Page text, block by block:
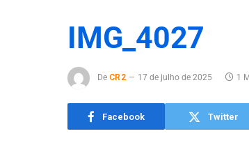
IMG_4027
De CR2 17 de julho de 2025 1
Facebook Twitter